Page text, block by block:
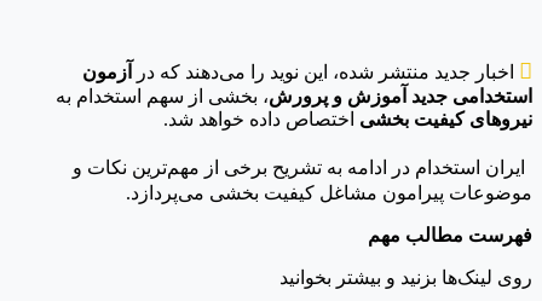
 اخبار جدید منتشر شده، این نوید را می‌دهند که در
آزمون
استخدامی جدید آموزش و پرورش، بخشی از سهم استخدام به
نیروهای کیفیت بخشی اختصاص داده خواهد شد.
ایران استخدام در ادامه به تشریح برخی از مهم‌ترین نکات و
موضوعات پیرامون مشاغل کیفیت بخشی می‌پردازد.
فهرست مطالب مهم
روی لینک‌ها بزنید و بیشتر بخوانید